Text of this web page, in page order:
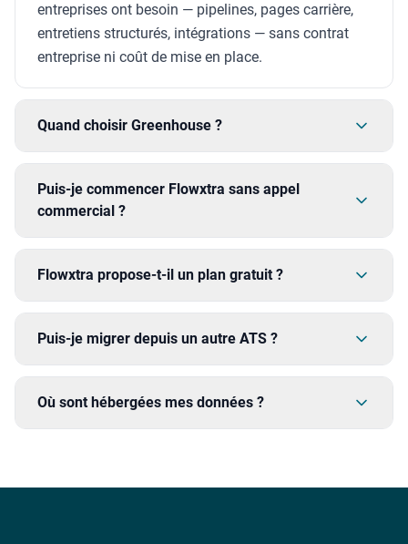
entreprises ont besoin — pipelines, pages carrière,
entretiens structurés, intégrations — sans contrat
entreprise ni coût de mise en place.
Quand choisir Greenhouse ?
Puis-je commencer Flowxtra sans appel
commercial ?
Flowxtra propose-t-il un plan gratuit ?
Puis-je migrer depuis un autre ATS ?
Où sont hébergées mes données ?